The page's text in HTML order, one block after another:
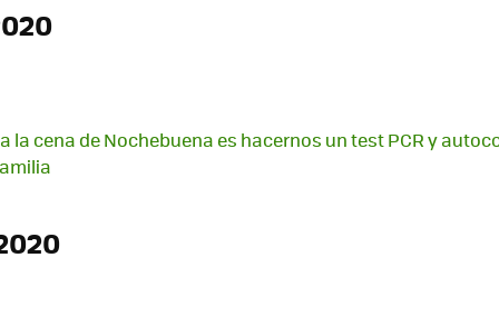
la cena de Nochebuena es hacernos un test PCR y